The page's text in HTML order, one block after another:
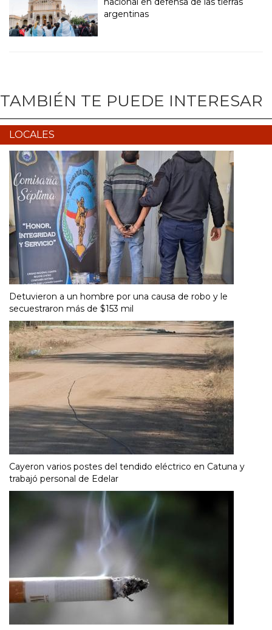
argentinas
TAMBIÉN TE PUEDE INTERESAR
LOCALES
Detuvieron a un hombre por una causa de robo y le
secuestraron más de $153 mil
Cayeron varios postes del tendido eléctrico en Catuna y
trabajó personal de Edelar